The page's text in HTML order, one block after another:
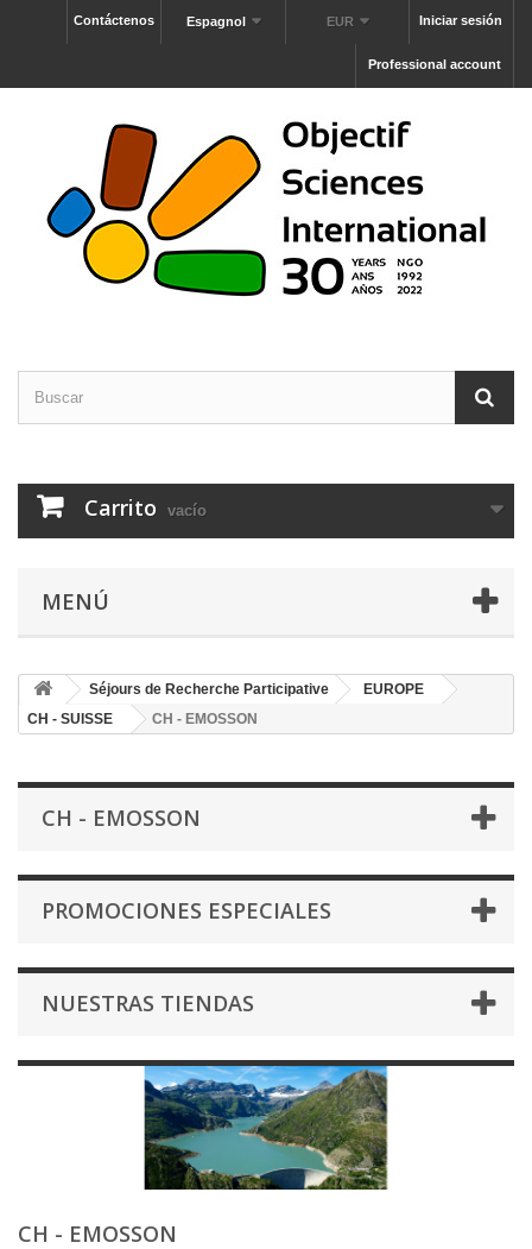
Iniciar sesión
EUR
Espagnol
Contáctenos
Professional account
Carrito vacío
MENÚ
Séjours de Recherche Participative
EUROPE
CH - SUISSE
CH - EMOSSON
CH - EMOSSON
PROMOCIONES ESPECIALES
NUESTRAS TIENDAS
CH - EMOSSON